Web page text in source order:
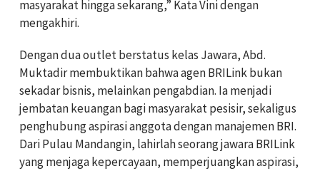
masyarakat hingga sekarang,” Kata Vini dengan
mengakhiri.
Dengan dua outlet berstatus kelas Jawara, Abd.
Muktadir membuktikan bahwa agen BRILink bukan
sekadar bisnis, melainkan pengabdian. Ia menjadi
jembatan keuangan bagi masyarakat pesisir, sekaligus
penghubung aspirasi anggota dengan manajemen BRI.
Dari Pulau Mandangin, lahirlah seorang jawara BRILink
yang menjaga kepercayaan, memperjuangkan aspirasi,